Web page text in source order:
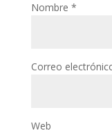
Nombre *
Correo
Web